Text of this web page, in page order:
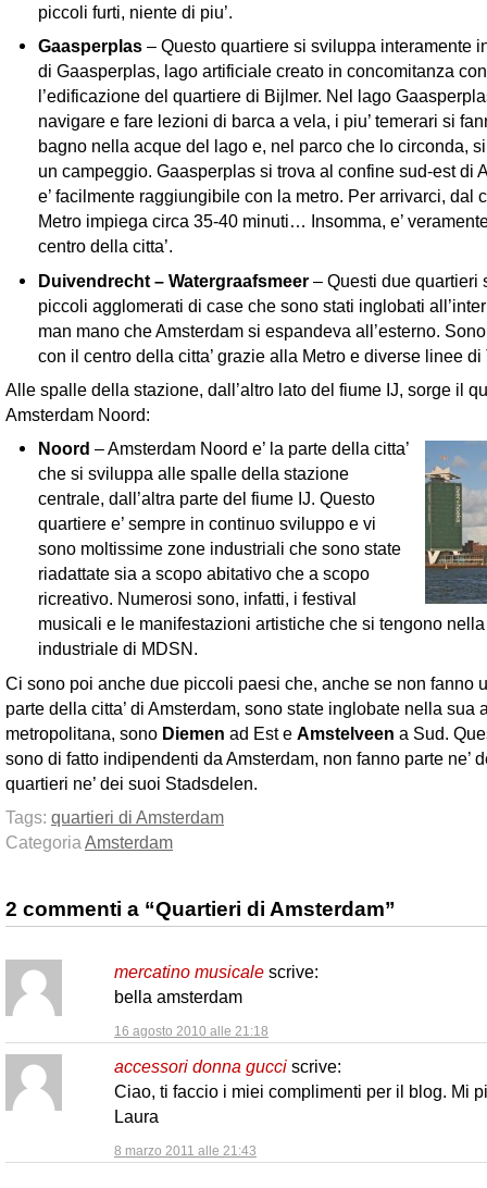
piccoli furti, niente di piu’.
Gaasperplas – Questo quartiere si sviluppa interamente
di Gaasperplas, lago artificiale creato in concomitanza con
l’edificazione del quartiere di Bijlmer. Nel lago
navigare e fare lezioni di barca a vela, i piu’ temerari si
bagno nella acque del lago e, nel parco che lo circonda,
un campeggio. Gaasperplas si trova al confine sud-est di
e’ facilmente raggiungibile con la metro. Per arrivarci, dal
Metro impiega circa 35-40 minuti… Insomma, e’
centro della citta’.
Duivendrecht – Watergraafsmeer – Questi due quartieri
piccoli agglomerati di case che sono stati inglobati
man mano che Amsterdam si espandeva all’esterno.
con il centro della citta’ grazie alla Metro e diverse linee di
Alle spalle della stazione, dall’altro lato del fiume IJ, sorge il
Amsterdam Noord:
Noord – Amsterdam Noord e’ la parte della citta’
che si sviluppa alle spalle della stazione
centrale, dall’altra parte del fiume IJ. Questo
quartiere e’ sempre in continuo sviluppo e vi
sono moltissime zone industriali che sono state
riadattate sia a scopo abitativo che a scopo
ricreativo. Numerosi sono, infatti, i festival
musicali e le manifestazioni artistiche che si tengono
industriale di MDSN.
Ci sono poi anche due piccoli paesi che, anche se non fanno
parte della citta’ di Amsterdam, sono state inglobate nella sua
metropolitana, sono Diemen ad Est e Amstelveen a Sud.
sono di fatto indipendenti da Amsterdam, non fanno parte ne’
quartieri ne’ dei suoi Stadsdelen.
Tags: quartieri di Amsterdam
Categoria Amsterdam
2 commenti a “Quartieri di Amsterdam”
mercatino musicale scrive:
16 agosto 2010 alle 21:18
bella amsterdam
accessori donna gucci scrive:
8 marzo 2011 alle 21:43
Ciao, ti faccio i miei complimenti per il blog. Mi
Laura